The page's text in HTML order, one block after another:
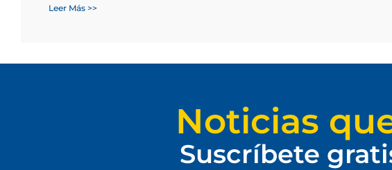
Leer Más >>
Noticias
Suscríbete